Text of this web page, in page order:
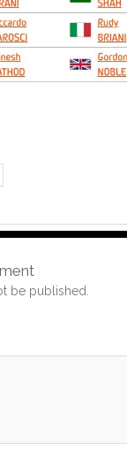
be published.